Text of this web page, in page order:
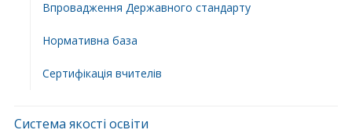
Впровадження Державного стандарту
Нормативна база
Сертифікація вчителів
Система якості освіти